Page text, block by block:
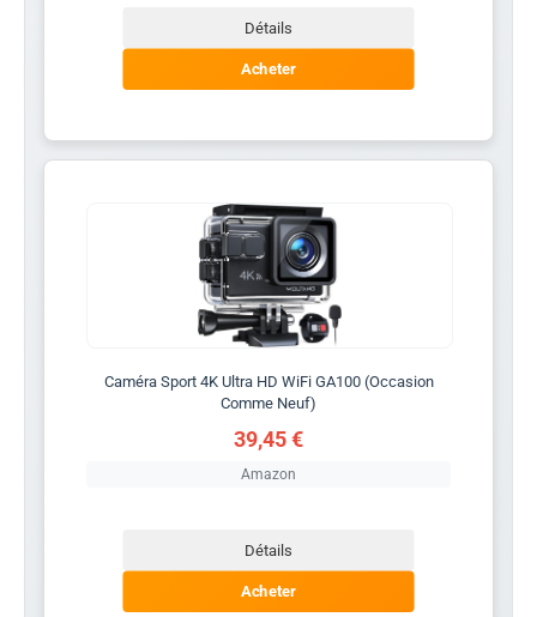
Détails
Acheter
Caméra Sport 4K Ultra HD WiFi GA100 (Occasion
Comme Neuf)
39,45 €
Amazon
Détails
Acheter